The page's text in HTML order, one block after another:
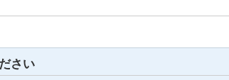
さい